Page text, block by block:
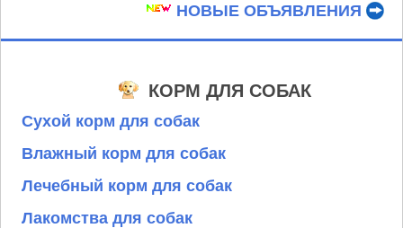
НОВЫЕ ОБЪЯВЛЕНИЯ
КОРМ ДЛЯ СОБАК
Сухой корм для собак
Влажный корм для собак
Лечебный корм для собак
Лакомства для собак